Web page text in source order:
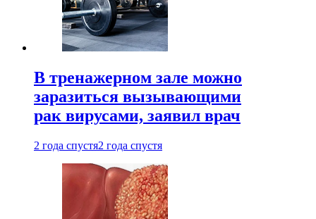
В тренажерном зале можно
заразиться вызывающими
рак вирусами, заявил врач
2 года спустя2 года спустя